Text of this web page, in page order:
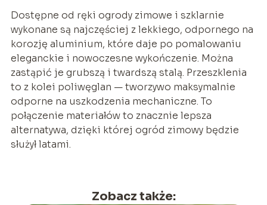
Dostępne od ręki ogrody zimowe i szklarnie
wykonane są najczęściej z lekkiego, odpornego na
korozję aluminium, które daje po pomalowaniu
eleganckie i nowoczesne wykończenie. Można
zastąpić je grubszą i twardszą stalą. Przeszklenia
to z kolei poliwęglan — tworzywo maksymalnie
odporne na uszkodzenia mechaniczne. To
połączenie materiałów to znacznie lepsza
alternatywa, dzięki której ogród zimowy będzie
służył latami.
Zobacz także: